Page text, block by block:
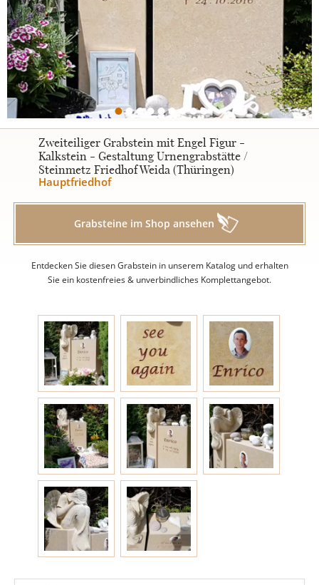
Urnengrabsteine
STILE
Klassisch
Romantisch
Modern
Zweiteilig
Stelen
MOTIVE
Glas
Rose
Sonne
Zweiteiliger Grabstein mit Engel Figur -
Kalkstein - Gestaltung Urnengrabstätte /
Steinmetz Friedhof Weida (Thüringen)
Hauptfriedhof
Grabsteine im Shop ansehen
Entdecken Sie diesen Grabstein in unserem Katalog und erhalten
Sie ein kostenfreies & unverbindliches Komplettangebot.